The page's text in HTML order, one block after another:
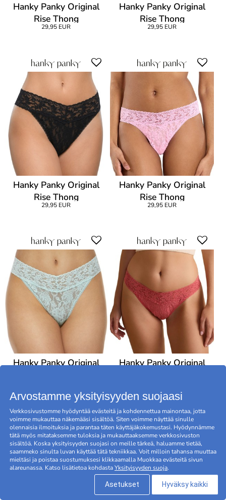
Hanky Panky Original
Rise Thong
29,95 EUR
Hanky Panky Original
Rise Thong
29,95 EUR
Hanky Panky Original
Rise Thong
29,95 EUR
Hanky Panky Original
Rise Thong
29,95 EUR
Hanky Panky Original
Hanky Panky Original
Arvostamme yksityisyyden suojaasi
Verkkosivustomme hyödyntää evästeitä ja kohdennettua mainontaa, jotta
voimme mukauttaa näkemääsi sisältöä. Siten voimme näyttää sinulle
olennaisia ilmoituksia ja parantaa täten käyttäjäkokemustasi. Hyödynnämme
tätä myös mitataksemme tuloksia ja mukauttaaksemme verkkosivuston
sisältöä. Koska yksityisyyden suojasi on meille tärkeä, haluamme tietää,
saammeko sinulta luvan käyttää tätä tekniikkaa. Voit milloin tahansa muuttaa
mieltäsi ja poistaa suostumuksesi klikkaamalla Muokkaa evästeitä sivun
alareunassa. Katso lisätietoa kohdastaYksityisyyden suoja.
Asetukset Hyväksy kaikki